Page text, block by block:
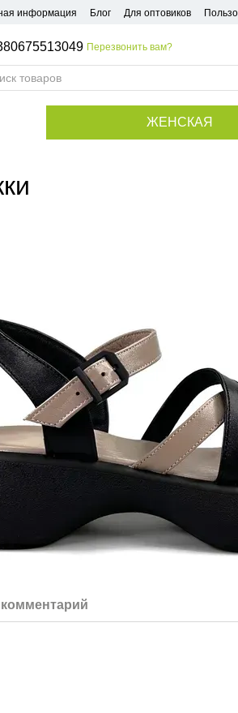
информация Блог Для оптовиков
Перезвонить вам?
ЖЕНСКАЯ